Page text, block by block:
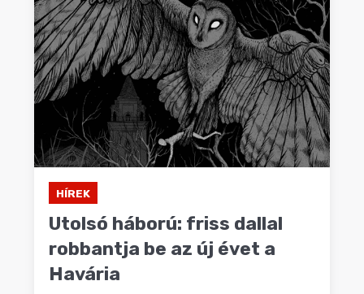
HÍREK
Utolsó háború: friss dallal
robbantja be az új évet a
Havária